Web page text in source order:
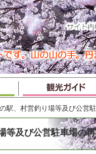
駅、村営釣り場等及び公営
等及び公営駐車場の再